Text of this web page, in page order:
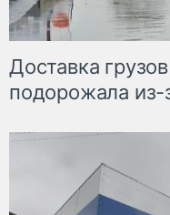
Доставка
подорожала из-